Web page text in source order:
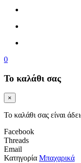
0
Το καλάθι σας
×
Το καλάθι σας είναι
Facebook
Threads
Email
Κατηγορία Μπαχαρικά